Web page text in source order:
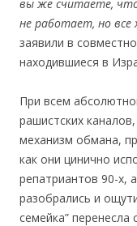
вы же считаете,
не работает, но все
заявили в
находившиеся в
При всем
рашистских
механизм обмана,
как они цинично
репатриантов 90-х,
разобрались и
семейка”